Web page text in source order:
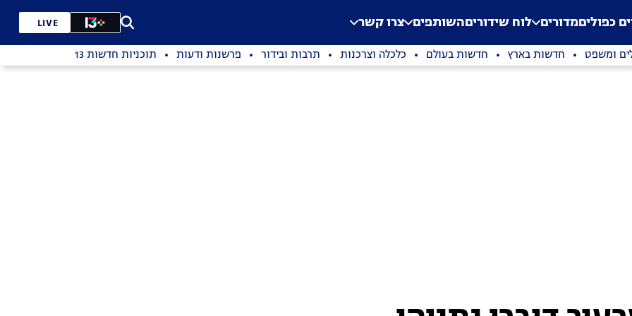
Application error: a
. כפוליםמדורים לוח שידוריםהשותפים צרו קשר LIVE
ומשפט חדשות בארץ חדשות בעולם כלכלה וצרכנות תרבות ובידור פרשנות ודעות תוכניות חדשות 13